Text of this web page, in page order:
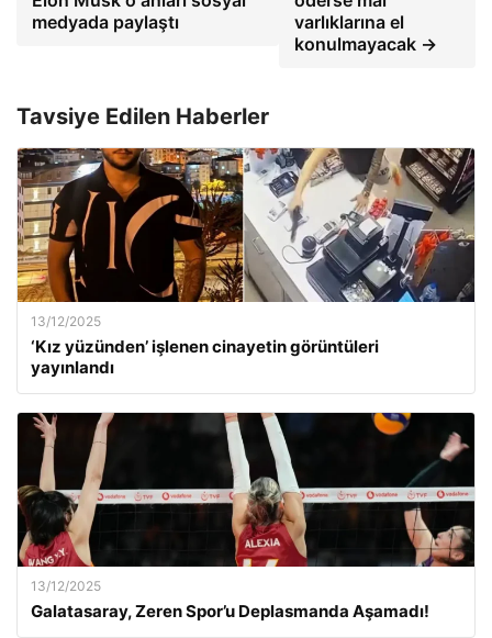
medyada paylaştı
varlıklarına el
konulmayacak →
Tavsiye Edilen Haberler
13/12/2025
‘Kız yüzünden’ işlenen cinayetin görüntüleri
yayınlandı
13/12/2025
Galatasaray, Zeren Spor’u Deplasmanda Aşamadı!